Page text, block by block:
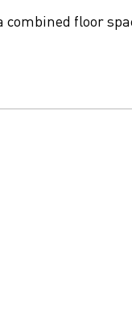
combined floor